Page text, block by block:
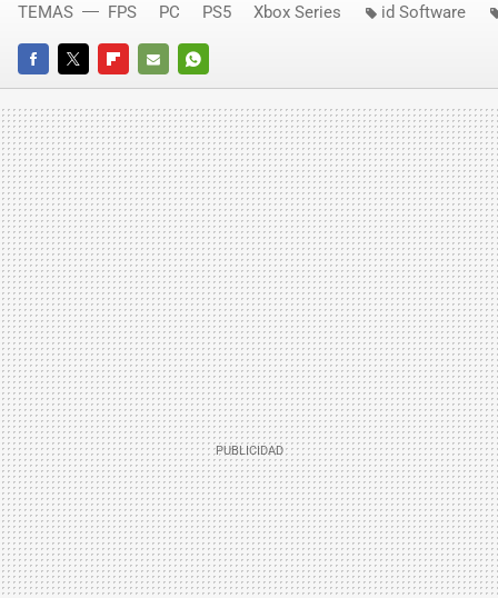
FACEBOOKTWITTERFLIPBOARD
E-
MAIL
WHATSAPP
TEMAS FPS PC PS5 Xbox Series id Software